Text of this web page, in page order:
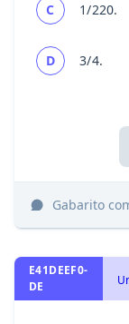
C 1/220.
D 3/4.
Gabarito
E41DEEF0-
DE